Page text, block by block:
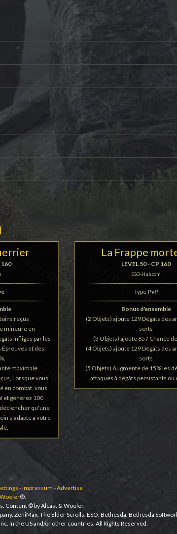
160
reçus
mineure en
infligés par les
et des
maximale
Lorsque vous
en combat, vous
et générez 100
qu'une
s'adapte à votre
La Frappe
LEVEL 50 - CP 160
ESO-Hub.com
Type PvP
Bonus d'ensemble
(2 Objets) ajoute 129 Dégâts des
sorts
(3 Objets) ajoute 657 Chance
(4 Objets) ajoute 129 Dégâts des
sorts
(5 Objets) Augmente de 15% les
attaques à dégâts persistants ou
-Impressum -Advertise
Woeler®.
Content © by Alcast & Woeler.
ZeniMax, The Elder Scrolls, ESO, Bethesda, Bethesda
in the US and/or other countries. All Rights Reserved.